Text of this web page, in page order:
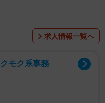
兄弟。家の中でおもち
は体が弱くて引っ込み事
族の写真をずっと見て
返る。そんな我が子に
求人情報一覧へ
モク系事務